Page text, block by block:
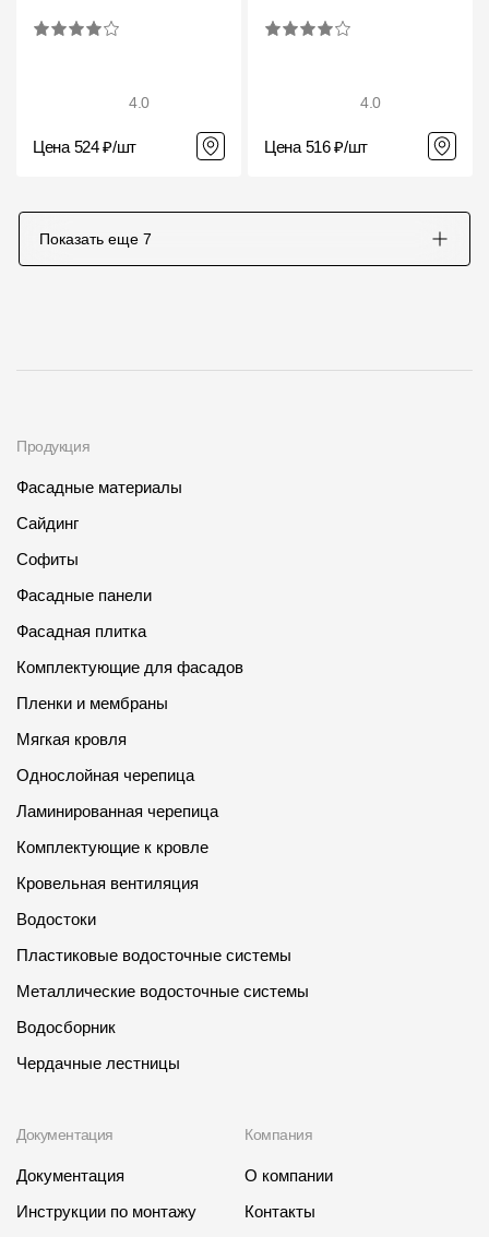
4.0
Цена 524 ₽/шт
4.0
Цена 516 ₽/шт
Показать еще 7
Продукция
Фасадные материалы
Сайдинг
Софиты
Фасадные панели
Фасадная плитка
Комплектующие для фасадов
Пленки и мембраны
Мягкая кровля
Однослойная черепица
Ламинированная черепица
Комплектующие к кровле
Кровельная вентиляция
Водостоки
Пластиковые водосточные системы
Металлические водосточные системы
Водосборник
Чердачные лестницы
Документация
Документация
Инструкции по монтажу
Компания
О компании
Контакты